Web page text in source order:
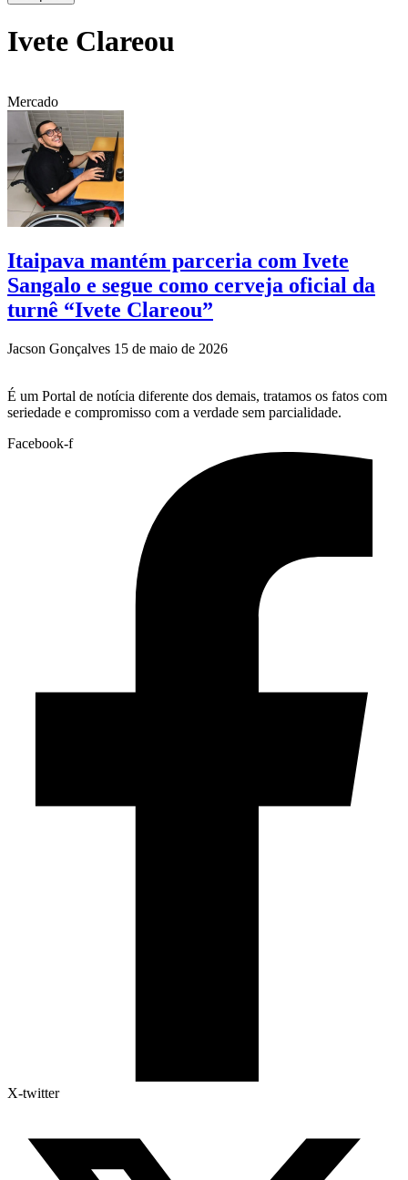
Ivete Clareou
Mercado
Itaipava mantém parceria com Ivete
Sangalo e segue como cerveja oficial da
turnê “Ivete Clareou”
Jacson Gonçalves 15 de maio de 2026
É um Portal de notícia diferente dos demais, tratamos os fatos com
seriedade e compromisso com a verdade sem parcialidade.
Facebook-f
X-twitter